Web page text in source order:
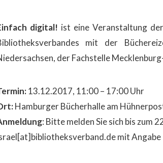
digital! ist eine Veranstaltung
mit der
der Fachstelle
13.12.2017, 11:00 – 17:00 Uhr
Hamburger Bücherhalle am
: Bitte melden Sie sich bis zum
mit Angabe